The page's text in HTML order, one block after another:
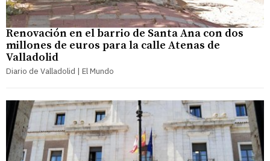
Renovación en el barrio de Santa Ana con dos
millones de euros para la calle Atenas de
Valladolid
Diario de Valladolid | El Mundo